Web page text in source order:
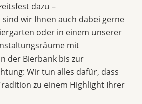
dazu –
wir Ihnen auch dabei gerne
oder in einem unserer
mit
der Bierbank bis zur
Wir tun alles dafür, dass
zu einem Highlight Ihrer